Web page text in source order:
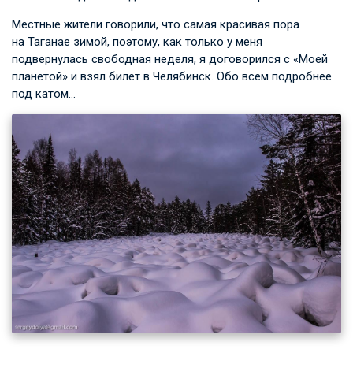
Местные жители говорили, что самая красивая пора
на Таганае зимой, поэтому, как только у меня
подвернулась свободная неделя, я договорился с «Моей
планетой» и взял билет в Челябинск. Обо всем подробнее
под катом…